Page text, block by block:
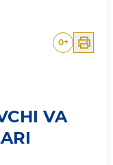
0+
VA